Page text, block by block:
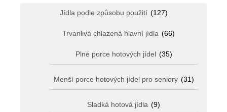
Jídla podle způsobu použití (127)
Trvanlivá chlazená hlavní jídla (66)
Plné porce hotových jídel (35)
Menší porce hotových jídel pro seniory (31)
Sladká hotová jídla (9)